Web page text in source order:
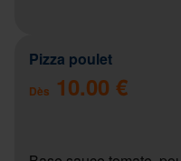
Pizza poulet
Dès 10.00 €